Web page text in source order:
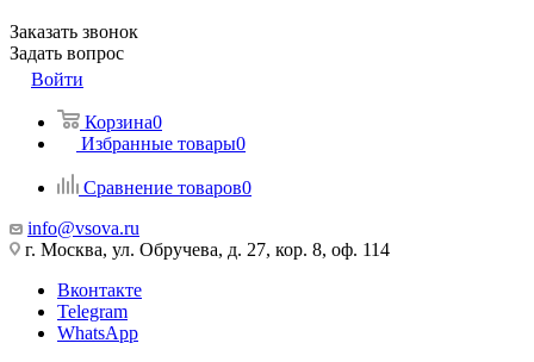
Заказать звонок
Задать вопрос
Войти
Корзина0
Избранные товары0
Сравнение товаров0
info@vsova.ru
г. Москва, ул. Обручева, д. 27, кор. 8, оф. 114
Вконтакте
Telegram
WhatsApp